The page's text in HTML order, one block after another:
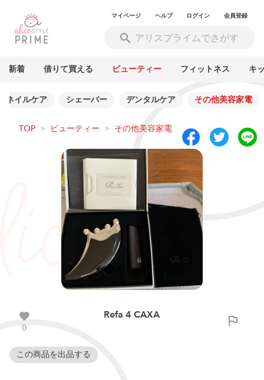
マイページ ヘルプ ログイン 会員登録
新着 借りて買える ビューティー フィットネス キ
ネイルケア シェーバー デンタルケア その他美容家電
TOP > ビューティー > その他美容家電
0
Refa 4 CAXA
この商品を出品する